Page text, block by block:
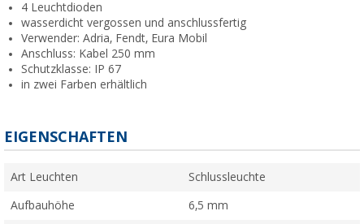
4 Leuchtdioden
wasserdicht vergossen und anschlussfertig
Verwender: Adria, Fendt, Eura Mobil
Anschluss: Kabel 250 mm
Schutzklasse: IP 67
in zwei Farben erhältlich
EIGENSCHAFTEN
Art Leuchten Schlussleuchte
Aufbauhöhe 6,5 mm